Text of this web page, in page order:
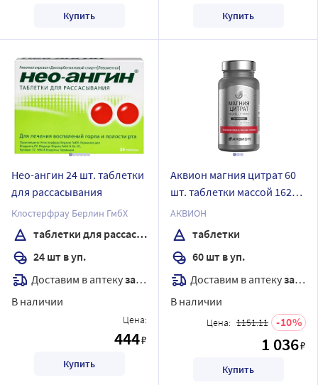
Купить Купить
Нео-ангин 24 шт. таблетки
для рассасывания
Клостерфрау Берлин ГмбХ
таблетки для рассасывания
24 шт в уп.
Доставим в аптекузавтра
В наличии
Цена:
444₽
Купить
Аквион магния цитрат 60
шт. таблетки массой 1628
мг
АКВИОН
таблетки
60 шт в уп.
Доставим в аптекузавтра
В наличии
Цена: 1151.11 10
1 036₽
Купить